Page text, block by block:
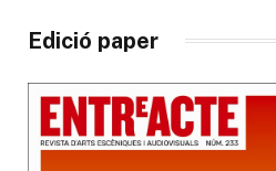
Edició paper